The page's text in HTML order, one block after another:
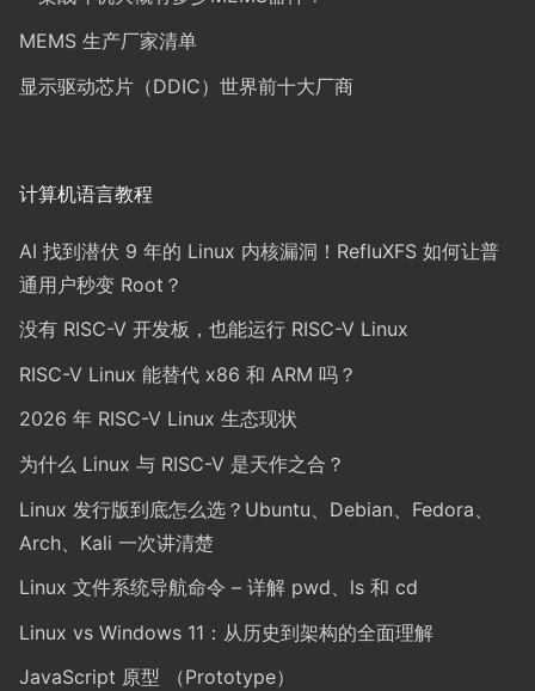
MEMS 生产厂家清单
显示驱动芯片（DDIC）世界前十大厂商
计算机语言教程
AI 找到潜伏 9 年的 Linux 内核漏洞！RefluXFS 如何让普
通用户秒变 Root？
没有 RISC-V 开发板，也能运行 RISC-V Linux
RISC-V Linux 能替代 x86 和 ARM 吗？
2026 年 RISC-V Linux 生态现状
为什么 Linux 与 RISC-V 是天作之合？
Linux 发行版到底怎么选？Ubuntu、Debian、Fedora、
Arch、Kali 一次讲清楚
Linux 文件系统导航命令 – 详解 pwd、ls 和 cd
Linux vs Windows 11：从历史到架构的全面理解
JavaScript 原型 （Prototype）